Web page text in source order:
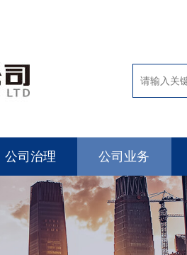
公司治理 公司业务